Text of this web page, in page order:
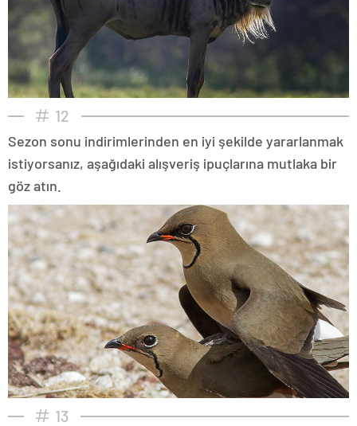
12
Sezon sonu indirimlerinden en iyi şekilde yararlanmak
istiyorsanız, aşağıdaki alışveriş ipuçlarına mutlaka bir
göz atın.
13